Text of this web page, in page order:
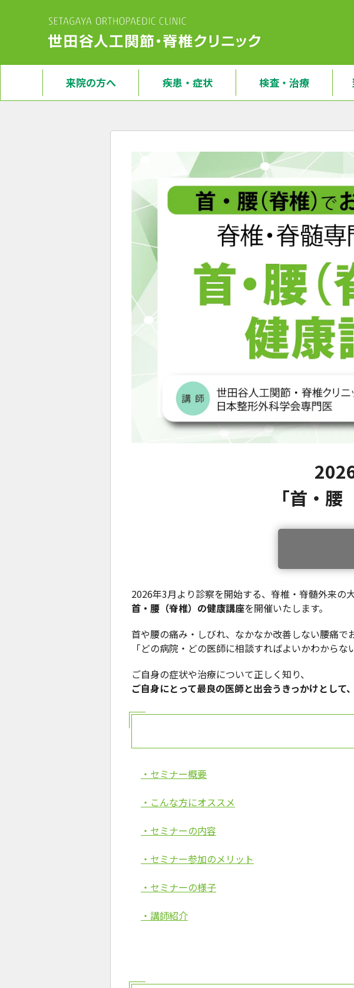
来院の方へ 疾患・症状 検査・治療
「首・腰
2026年3月より診察を開始する、脊椎・脊髄外来の
首・腰（脊椎）の健康講座を開催いたします。
首や腰の痛み・しびれ、なかなか改善しない腰痛で
「どの病院・どの医師に相談すればよいかわからな
ご自身の症状や治療について正しく知り、
ご自身にとって最良の医師と出会うきっかけとして
・セミナー概要
・こんな方にオススメ
・セミナーの内容
・セミナー参加のメリット
・セミナーの様子
・講師紹介